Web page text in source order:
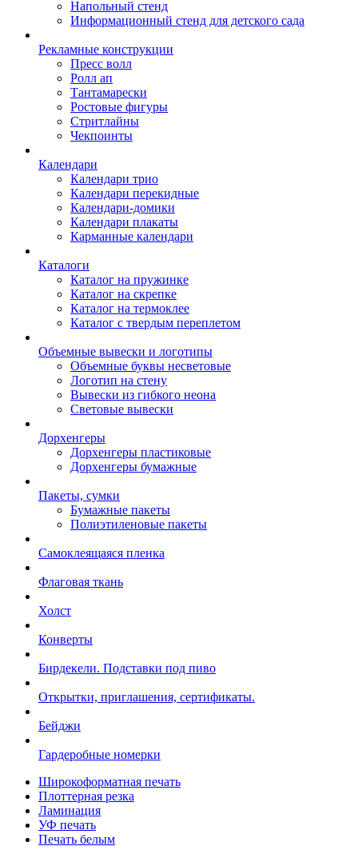
Напольный стенд
Информационный стенд для детского сада
Рекламные конструкции
Пресс волл
Ролл ап
Тантамарески
Ростовые фигуры
Стритлайны
Чекпоинты
Календари
Календари трио
Календари перекидные
Календари-домики
Календари плакаты
Карманные календари
Каталоги
Каталог на пружинке
Каталог на скрепке
Каталог на термоклее
Каталог с твердым переплетом
Объемные вывески и логотипы
Объемные буквы несветовые
Логотип на стену
Вывески из гибкого неона
Световые вывески
Дорхенгеры
Дорхенгеры пластиковые
Дорхенгеры бумажные
Пакеты, сумки
Бумажные пакеты
Полиэтиленовые пакеты
Самоклеящаяся пленка
Флаговая ткань
Холст
Конверты
Бирдекели. Подставки под пиво
Открытки, приглашения, сертификаты.
Бейджи
Гардеробные номерки
Широкоформатная печать
Плоттерная резка
Ламинация
УФ печать
Печать белым